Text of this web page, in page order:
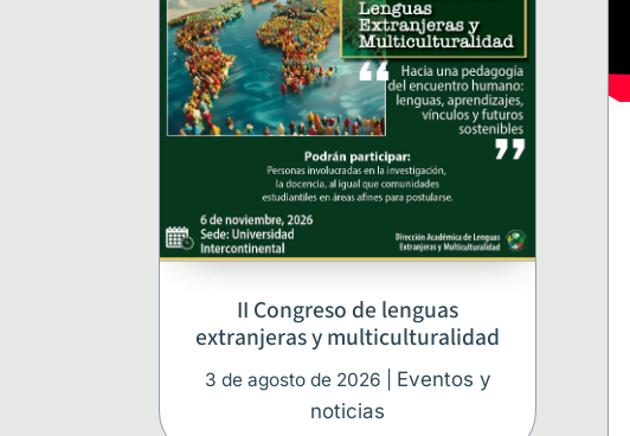
II Congreso de lenguas
extranjeras y multiculturalidad
3 de agos­to de 2026
Even­tos y
noticias